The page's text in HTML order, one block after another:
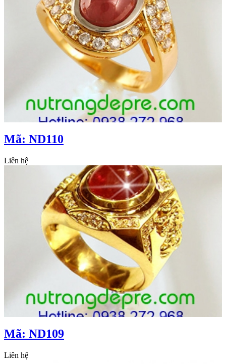
Mã: ND110
Liên hệ
Mã: ND109
Liên hệ